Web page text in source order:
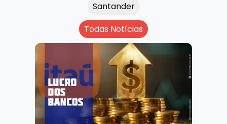
Santander
Todas Notícias